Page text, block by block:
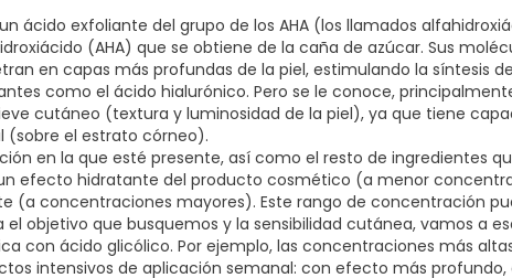
DIPROPYLENE GLYCOL, DISODIUM EDTA,
HEXYL CINNAMAL, LECITHIN, LIMONENE, METHYLPARABEN, PARFUM,
20, PROPYLENE GLYCOL, PROPYLPARABEN, SODIUM
HYDROXIDE, SODIUM LAUROYL LACTYLATE, TOCOPHERYL
ácido exfoliante del grupo de los AHA (los llamados
(AHA) que se obtiene de la caña de azúcar. Sus
en capas más profundas de la piel, estimulando la síntesis
como el ácido hialurónico. Pero se le conoce,
cutáneo (textura y luminosidad de la piel), ya que tiene
(sobre el estrato córneo).
en la que esté presente, así como el resto de ingredientes
efecto hidratante del producto cosmético (a menor
(a concentraciones mayores). Este rango de concentración
el objetivo que busquemos y la sensibilidad cutánea, vamos a
con ácido glicólico. Por ejemplo, las concentraciones más
intensivos de aplicación semanal: con efecto más